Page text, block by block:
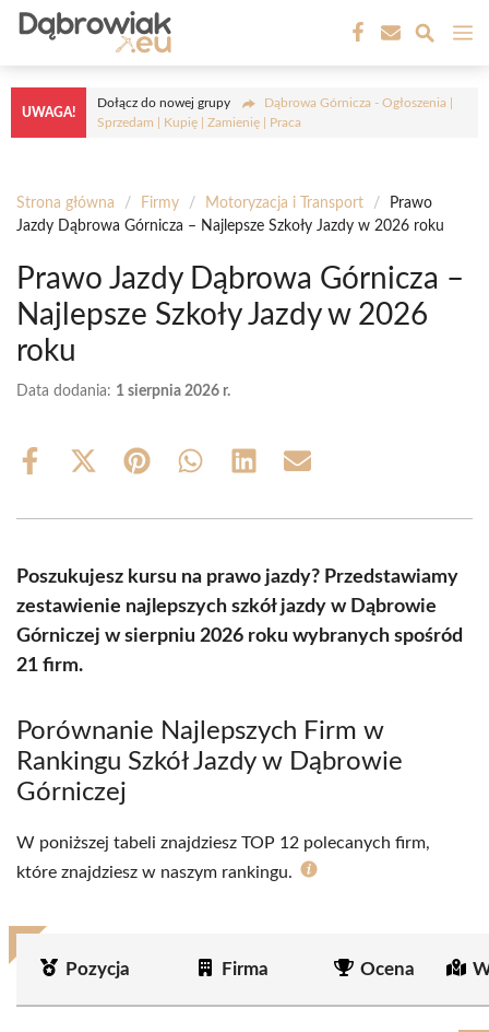
Przejdź
treści
UWAGA!
Dołącz do nowej grupy
Dąbrowa Górnicza - Ogłoszenia |
Sprzedam | Kupię | Zamienię | Praca
Strona główna / Firmy / Motoryzacja i Transport /
Prawo
Jazdy Dąbrowa Górnicza – Najlepsze Szkoły Jazdy w 2026 roku
Prawo Jazdy Dąbrowa Górnicza –
Najlepsze Szkoły Jazdy w 2026
roku
Data dodania: 1 sierpnia 2026 r.
Share
Share
(Twitter)
Share Share Share Share
Poszukujesz kursu na prawo jazdy? Przedstawiamy
zestawienie najlepszych szkół jazdy w Dąbrowie
Górniczej w sierpniu 2026 roku wybranych spośród
21 firm.
Porównanie Najlepszych Firm w
Rankingu Szkół Jazdy w Dąbrowie
Górniczej
W poniższej tabeli znajdziesz TOP 12 polecanych firm,
które znajdziesz w naszym rankingu.
Pozycja Firma Ocena